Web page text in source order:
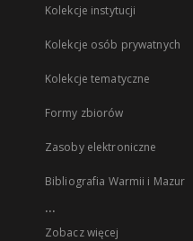
Kolekcje instytucji
Kolekcje osób prywatnych
Kolekcje tematyczne
Formy zbiorów
Zasoby elektroniczne
Bibliografia Warmii i Mazur
...
Zobacz więcej